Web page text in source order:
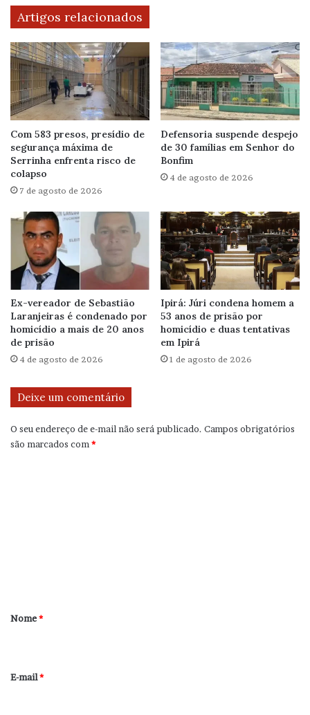
Artigos relacionados
Com 583 presos, presídio de
segurança máxima de
Serrinha enfrenta risco de
colapso
7 de agosto de 2026
Defensoria suspende despejo
de 30 famílias em Senhor do
Bonfim
4 de agosto de 2026
Ex-vereador de Sebastião
Laranjeiras é condenado por
homicídio a mais de 20 anos
de prisão
4 de agosto de 2026
Ipirá: Júri condena homem a
53 anos de prisão por
homicídio e duas tentativas
em Ipirá
1 de agosto de 2026
Deixe um comentário
O seu endereço de e-mail não será publicado. Campos obrigatórios
são marcados com*
r
*
Nome*
E-mail*